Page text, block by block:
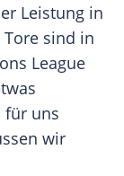
Leistung in
sind in
League
für uns
wir